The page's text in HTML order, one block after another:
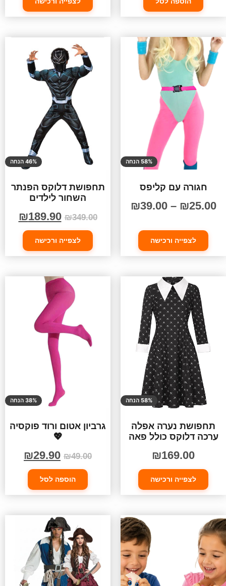
58% הנחה
חגורה עם קליפס
₪25.00
–
₪39.00
לצפייה ורכישה
46% הנחה
תחפושת דלוקס הפנתר
השחור לילדים
₪349.00
₪189.90
לצפייה ורכישה
58% הנחה
תחפושת נערה אפלה
ערכה דלוקס כולל פאה
₪169.00
לצפייה ורכישה
38% הנחה
גרביון אטום ורוד פוקסיה
💖
₪49.00
₪29.90
הוספה לסל